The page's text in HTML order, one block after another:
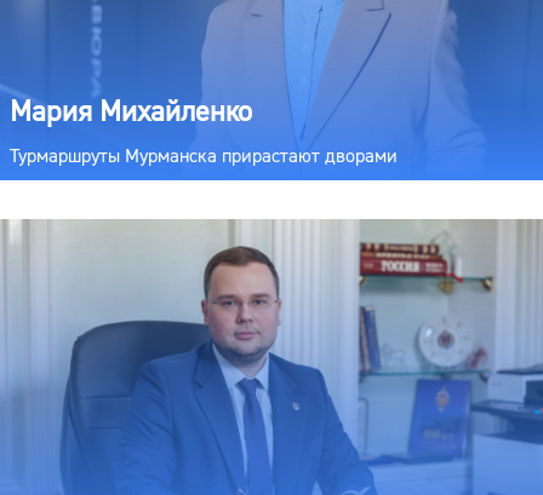
Мария Михайленко
Турмаршруты Мурманска прирастают дворами